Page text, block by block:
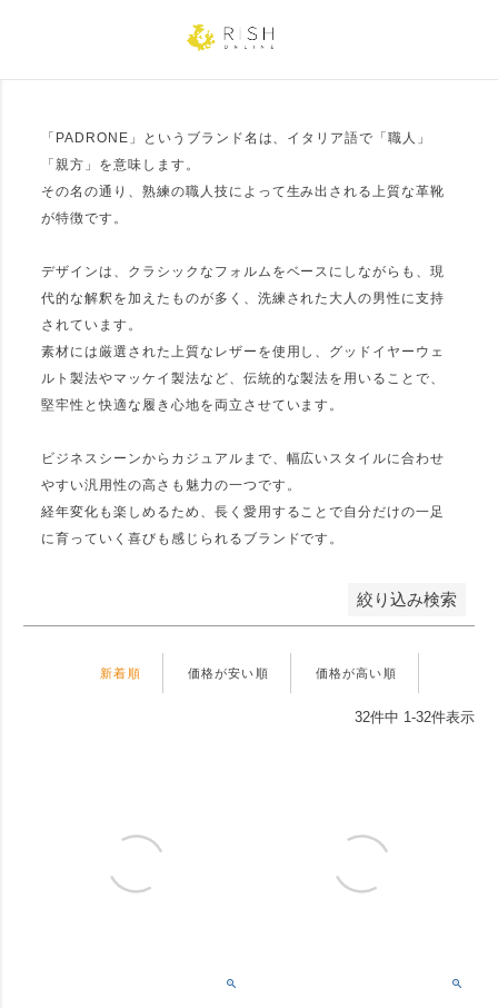
「PADRONE」というブランド名は、イタリア語で「職人」
「親方」を意味します。
その名の通り、熟練の職人技によって生み出される上質な革靴
が特徴です。
デザインは、クラシックなフォルムをベースにしながらも、現
代的な解釈を加えたものが多く、洗練された大人の男性に支持
されています。
素材には厳選された上質なレザーを使用し、グッドイヤーウェ
ルト製法やマッケイ製法など、伝統的な製法を用いることで、
堅牢性と快適な履き心地を両立させています。
ビジネスシーンからカジュアルまで、幅広いスタイルに合わせ
やすい汎用性の高さも魅力の一つです。
経年変化も楽しめるため、長く愛用することで自分だけの一足
に育っていく喜びも感じられるブランドです。
絞り込み検索
イエロー オレンジ
グレー ブラック
円 〜 円
並び順
新着順
登録順
価格が安い順
レビュー順
キーワードヒット順
新着順 価格が安い順 価格が高い順
32件中 1-32件表示